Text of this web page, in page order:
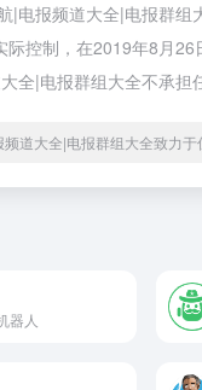
|电报频道大全|电报群
控制，在2019年8月
全|电报群组大全不承担
道大全|电报群组大全致力
器人